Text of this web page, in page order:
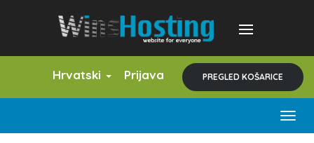
Hrvatski Prijava PREGLED KOŠARICE